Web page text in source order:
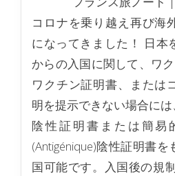
コロナを乗り越え再び海
になってきました！ 日本
からの入国に関して、ワ
ワクチン証明書、または
明を提示できない場合に
陰性証明書または簡易
(Antigénique)陰性証明書
国可能です。入国後の規